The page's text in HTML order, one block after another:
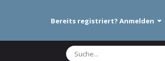
Bereits registriert? Anmelden